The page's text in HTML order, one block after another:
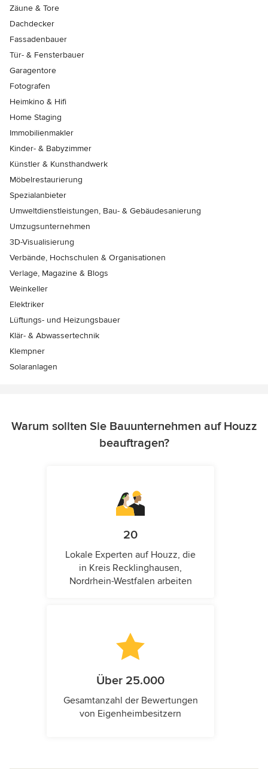
Zäune & Tore
Dachdecker
Fassadenbauer
Tür- & Fensterbauer
Garagentore
Fotografen
Heimkino & Hifi
Home Staging
Immobilienmakler
Kinder- & Babyzimmer
Künstler & Kunsthandwerk
Möbelrestaurierung
Spezialanbieter
Umweltdienstleistungen, Bau- & Gebäudesanierung
Umzugsunternehmen
3D-Visualisierung
Verbände, Hochschulen & Organisationen
Verlage, Magazine & Blogs
Weinkeller
Elektriker
Lüftungs- und Heizungsbauer
Klär- & Abwassertechnik
Klempner
Solaranlagen
Warum sollten Sie Bauunternehmen auf Houzz
beauftragen?
20
Lokale Experten auf Houzz, die
in Kreis Recklinghausen,
Nordrhein-Westfalen arbeiten
Über 25.000
Gesamtanzahl der Bewertungen
von Eigenheimbesitzern